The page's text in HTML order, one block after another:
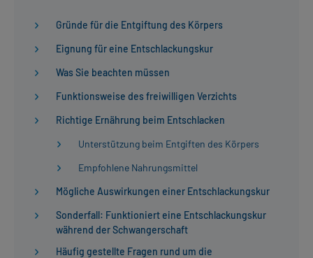
Gründe für die Entgiftung des Körpers
Eignung für eine Entschlackungskur
Was Sie beachten müssen
Funktionsweise des freiwilligen Verzichts
Richtige Ernährung beim Entschlacken
Unterstützung beim Entgiften des Körpers
Empfohlene Nahrungsmittel
Mögliche Auswirkungen einer Entschlackungskur
Sonderfall: Funktioniert eine Entschlackungskur
während der Schwangerschaft
Häufig gestellte Fragen rund um die